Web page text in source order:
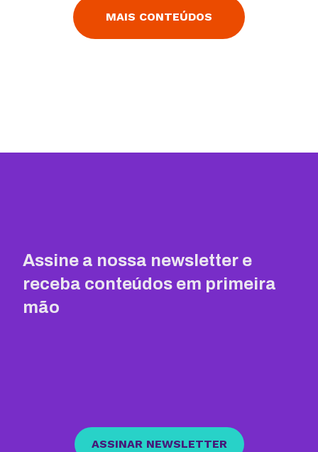
MAIS CONTEÚDOS
Assine a nossa newsletter e
receba conteúdos em primeira
mão
ASSINAR NEWSLETTER